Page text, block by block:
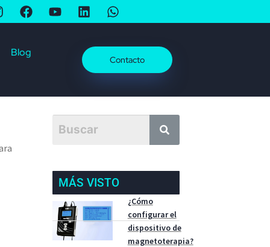
Blog
Contacto
MÁS VISTO
¿Cómo
configurar el
dispositivo de
magnetoterapia?